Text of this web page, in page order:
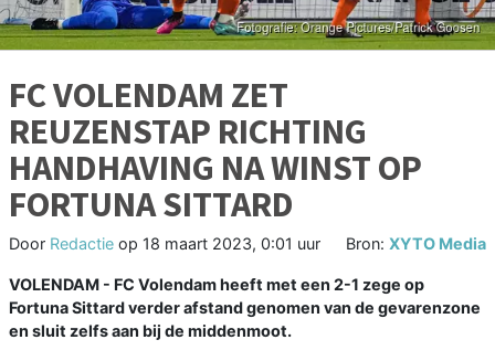
FC VOLENDAM ZET
REUZENSTAP RICHTING
HANDHAVING NA WINST OP
FORTUNA SITTARD
Door Redactie op 18 maart 2023, 0:01 uur Bron: XYTO Media
VOLENDAM - FC Volendam heeft met een 2-1 zege op
Fortuna Sittard verder afstand genomen van de gevarenzone
en sluit zelfs aan bij de middenmoot.